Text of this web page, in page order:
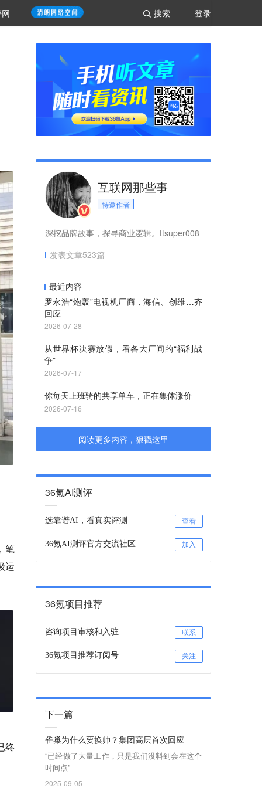
登录
搜索
笔
运
终
互联网那些事
特邀作者
深挖品牌故事，探寻商业逻辑。ttsuper008
发表文章523篇
最近内容
罗永浩“炮轰”电视机厂商，海信、创维…齐
回应
2026-07-28
从世界杯决赛放假，看各大厂间的“福利战
争”
2026-07-17
你每天上班骑的共享单车，正在集体涨价
2026-07-16
阅读更多内容，狠戳这里
36氪AI测评
选靠谱AI，看真实评测 查看
36氪AI测评官方交流社区 加入
36氪项目推荐
咨询项目审核和入驻 联系
36氪项目推荐订阅号 关注
下一篇
雀巢为什么要换帅？集团高层首次回应
“已经做了大量工作，只是我们没料到会在这个
时间点”
2025-09-05